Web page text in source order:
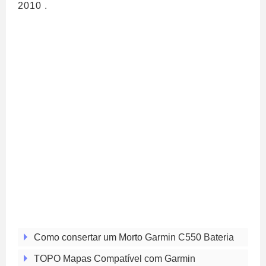
2010 .
Como consertar um Morto Garmin C550 Bateria
TOPO Mapas Compatível com Garmin